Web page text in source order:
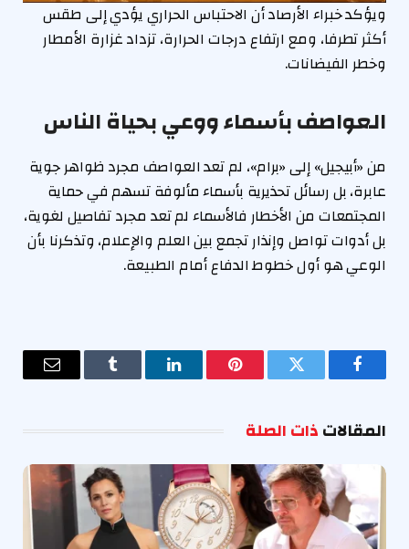
ويؤكد خبراء الأرصاد أن الاحتباس الحراري يؤدي إلى طقس
أكثر تطرفا، ومع ارتفاع درجات الحرارة، تزداد غزارة الأمطار
وخطر الفيضانات.
العواصف بأسماء ووعي بحياة الناس
من «أبيجيل» إلى «برام»، لم تعد العواصف مجرد ظواهر جوية
عابرة، بل رسائل تحذيرية بأسماء مألوفة تسهم في حماية
المجتمعات من الأخطار فالأسماء لم تعد مجرد تفاصيل لغوية،
بل أدوات تواصل وإنذار تجمع بين العلم والإعلام، وتذكرنا بأن
الوعي هو أول خطوط الدفاع أمام الطبيعة.
فيسبوك تويتر بينتيريستلينكدإن Tumblr
البريد
المقالاتذات الصلة